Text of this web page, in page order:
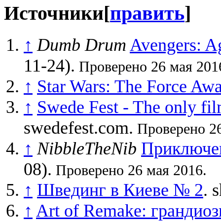
Источники[править]
↑ Dumb Drum Avengers:
11-24). Проверено 26 мая
↑ Star Wars: The Force
↑ Swede Fest - The only
swedefest.com. Проверено
↑ NibbleTheNib
08). Проверено 26 мая 2016.
↑ Швединг в Киеве № 2.
↑ Art of Remake: